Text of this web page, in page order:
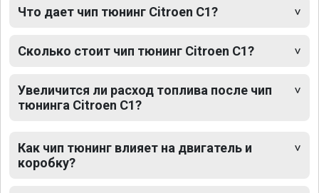
Что дает чип тюнинг Citroen C1?
Сколько стоит чип тюнинг Citroen C1?
Увеличится ли расход топлива после чип
тюнинга Citroen C1?
Как чип тюнинг влияет на двигатель и
коробку?